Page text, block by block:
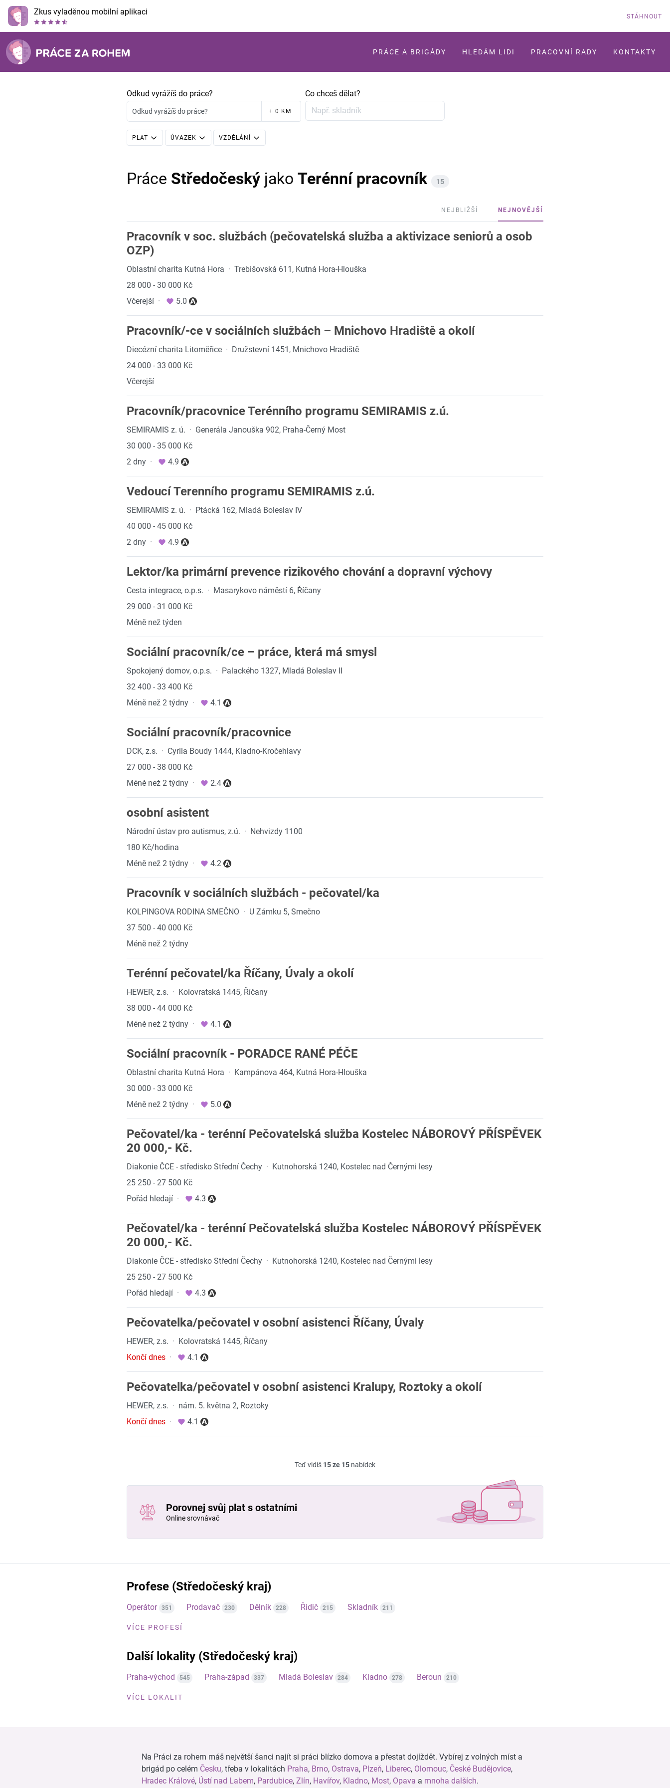
Zkus vyladěnou mobilní aplikaci STÁHNOUT
PRÁCE A BRIGÁDY HLEDÁM LIDI PRACOVNÍ RADY KONTAKTY
Odkud vyrážíš do práce?
Odkud vyrážíš do práce? + 0 KM
Co chceš dělat?
PLAT ÚVAZEK VZDĚLÁNÍ
Práce Středočeský jako Terénní pracovník 15
NEJBLIŽŠÍ NEJNOVĚJŠÍ
Pracovník v soc. službách (pečovatelská služba a aktivizace seniorů a osob
OZP)
Oblastní charita Kutná Hora · Trebišovská 611, Kutná Hora-Hlouška
28 000 - 30 000 Kč
Včerejší · 5.0
Pracovník/-ce v sociálních službách – Mnichovo Hradiště a okolí
Diecézní charita Litoměřice · Družstevní 1451, Mnichovo Hradiště
24 000 - 33 000 Kč
Včerejší
Pracovník/pracovnice Terénního programu SEMIRAMIS z.ú.
SEMIRAMIS z. ú. · Generála Janouška 902, Praha-Černý Most
30 000 - 35 000 Kč
2 dny · 4.9
Vedoucí Terenního programu SEMIRAMIS z.ú.
SEMIRAMIS z. ú. · Ptácká 162, Mladá Boleslav IV
40 000 - 45 000 Kč
2 dny · 4.9
Lektor/ka primární prevence rizikového chování a dopravní výchovy
Cesta integrace, o.p.s. · Masarykovo náměstí 6, Říčany
29 000 - 31 000 Kč
Méně než týden
Sociální pracovník/ce – práce, která má smysl
Spokojený domov, o.p.s. · Palackého 1327, Mladá Boleslav II
32 400 - 33 400 Kč
Méně než 2 týdny · 4.1
Sociální pracovník/pracovnice
DCK, z.s. · Cyrila Boudy 1444, Kladno-Kročehlavy
27 000 - 38 000 Kč
Méně než 2 týdny · 2.4
osobní asistent
Národní ústav pro autismus, z.ú. · Nehvizdy 1100
180 Kč/hodina
Méně než 2 týdny · 4.2
Pracovník v sociálních službách - pečovatel/ka
KOLPINGOVA RODINA SMEČNO · U Zámku 5, Smečno
37 500 - 40 000 Kč
Méně než 2 týdny
Terénní pečovatel/ka Říčany, Úvaly a okolí
HEWER, z.s. · Kolovratská 1445, Říčany
38 000 - 44 000 Kč
Méně než 2 týdny · 4.1
Sociální pracovník - PORADCE RANÉ PÉČE
Oblastní charita Kutná Hora · Kampánova 464, Kutná Hora-Hlouška
30 000 - 33 000 Kč
Méně než 2 týdny · 5.0
Pečovatel/ka - terénní Pečovatelská služba Kostelec NÁBOROVÝ PŘÍSPĚVEK
20 000,- Kč.
Diakonie ČCE - středisko Střední Čechy · Kutnohorská 1240, Kostelec nad Černými lesy
25 250 - 27 500 Kč
Pořád hledají · 4.3
Pečovatel/ka - terénní Pečovatelská služba Kostelec NÁBOROVÝ PŘÍSPĚVEK
20 000,- Kč.
Diakonie ČCE - středisko Střední Čechy · Kutnohorská 1240, Kostelec nad Černými lesy
25 250 - 27 500 Kč
Pořád hledají · 4.3
Pečovatelka/pečovatel v osobní asistenci Říčany, Úvaly
HEWER, z.s. · Kolovratská 1445, Říčany
Končí dnes · 4.1
Pečovatelka/pečovatel v osobní asistenci Kralupy, Roztoky a okolí
HEWER, z.s. · nám. 5. května 2, Roztoky
Končí dnes · 4.1
Teď vidíš 15 ze 15 nabídek
Porovnej svůj plat s ostatními
Online srovnávač
Profese (Středočeský kraj)
Operátor 351 Prodavač 230 Dělník 228 Řidič 215 Skladník 211
VÍCE PROFESÍ
Další lokality (Středočeský kraj)
Praha-východ 545 Praha-západ 337 Mladá Boleslav 284 Kladno 278 Beroun 210
VÍCE LOKALIT
Na Práci za rohem máš největší šanci najít si práci blízko domova a přestat dojíždět. Vybírej z volných míst a
brigád po celém Česku, třeba v lokalitách Praha, Brno, Ostrava, Plzeň, Liberec, Olomouc, České Budějovice,
Hradec Králové, Ústí nad Labem, Pardubice, Zlín, Havířov, Kladno, Most, Opava a mnoha dalších.